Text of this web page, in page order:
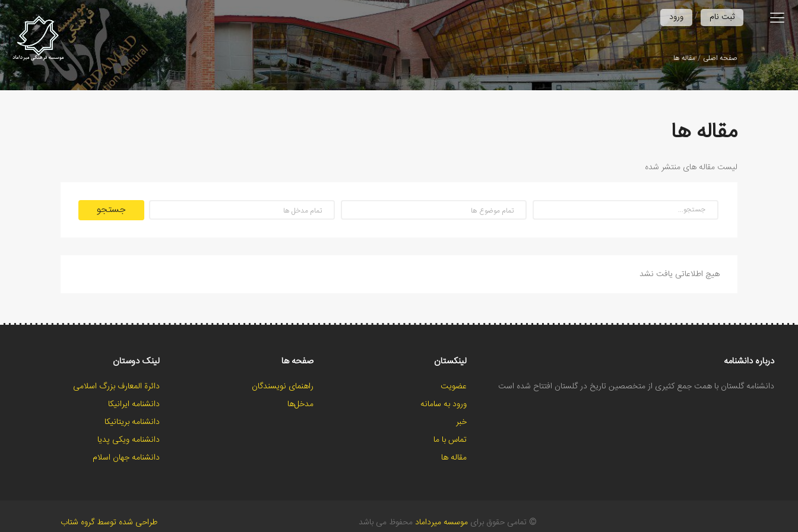
ورود / ثبت نام
صفحه اصلی مقاله ها
مقاله ها
لیست مقاله های منتشر شده
جستجو
هیچ اطلاعاتی یافت نشد
درباره دانشنامه
دانشنامه گلستان با همت جمع کثیری از متخصصین تاریخ در گلستان افتتاح شده است
لینکستان
عضویت
ورود به سامانه
خبر
تماس با ما
مقاله ها
صفحه ها
راهنمای نویسندگان
مدخل‌ها
لینک دوستان
دائرة المعارف بزرگ اسلامی
دانشنامه ایرانیکا
دانشنامه بریتانیکا
دانشنامه ویکی پدیا
دانشنامه جهان اسلام
طراحی شده توسط گروه شتاب © تمامی حقوق برای موسسه میرداماد محفوظ می باشد